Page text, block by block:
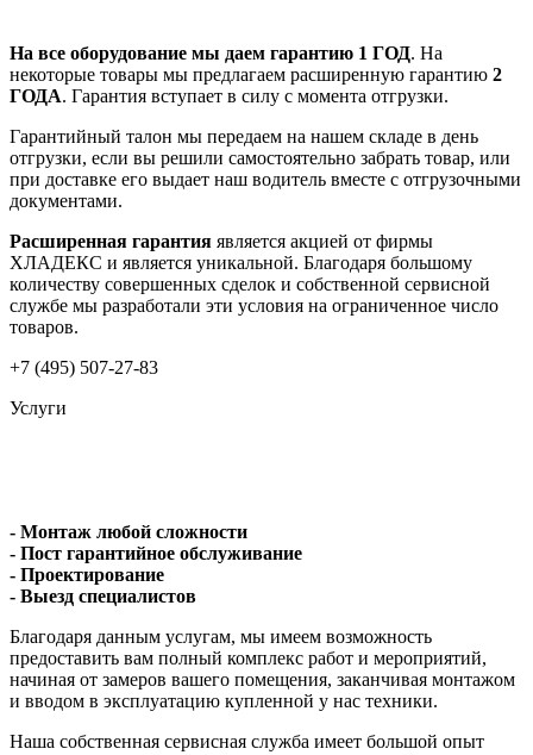
На все оборудование мы даем гарантию 1 ГОД. На
некоторые товары мы предлагаем расширенную гарантию 2
ГОДА. Гарантия вступает в силу с момента отгрузки.
Гарантийный талон мы передаем на нашем складе в день
отгрузки, если вы решили самостоятельно забрать товар, или
при доставке его выдает наш водитель вместе с отгрузочными
документами.
Расширенная гарантия является акцией от фирмы
ХЛАДЕКС и является уникальной. Благодаря большому
количеству совершенных сделок и собственной сервисной
службе мы разработали эти условия на ограниченное число
товаров.
+7 (495) 507-27-83
Услуги
- Монтаж любой сложности
- Пост гарантийное обслуживание
- Проектирование
- Выезд специалистов
Благодаря данным услугам, мы имеем возможность
предоставить вам полный комплекс работ и мероприятий,
начиная от замеров вашего помещения, заканчивая монтажом
и вводом в эксплуатацию купленной у нас техники.
Наша собственная сервисная служба имеет большой опыт